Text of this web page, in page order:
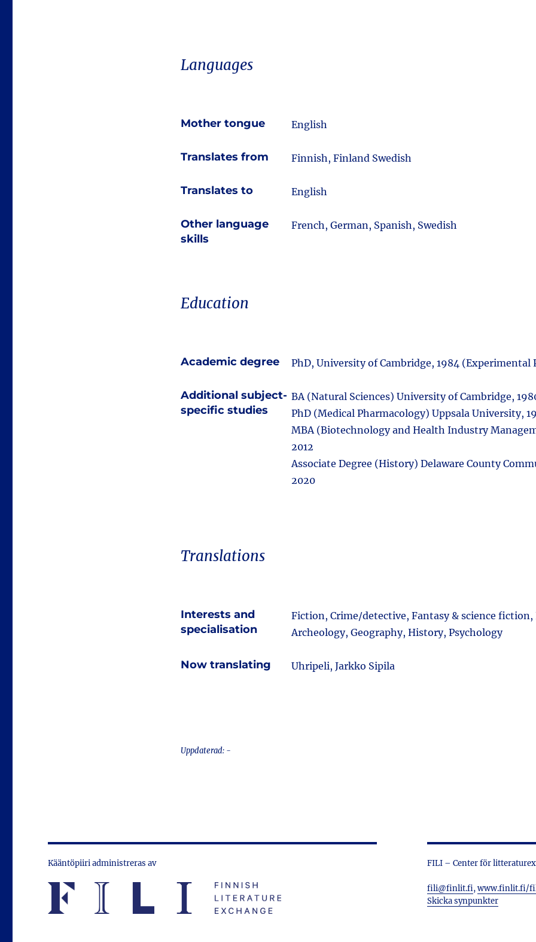
Languages
Mother tongue English
Translates from Finnish, Finland Swedish
Translates to English
Other language
skills
French, German, Spanish, Swedish
Education
Academic degree PhD, University of Cambridge, 1984 (Experimental
Additional subject-
specific studies
BA (Natural Sciences) University of Cambridge,
PhD (Medical Pharmacology) Uppsala University,
MBA (Biotechnology and Health Industry
2012
Associate Degree (History) Delaware County
2020
Translations
Interests and
specialisation
Fiction, Crime/detective, Fantasy & science
Archeology, Geography, History, Psychology
Now translating Uhripeli, Jarkko Sipila
Uppdaterad: -
Kääntöpiiri administreras av FILI – Center för
fili@finlit.fi,www.finlit.fi/
Skicka synpunkter